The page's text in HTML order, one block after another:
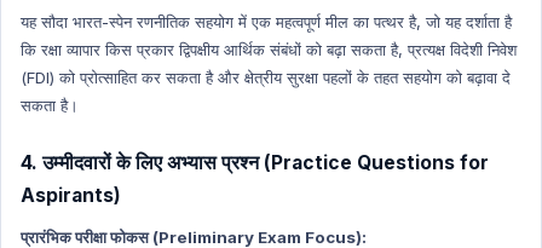
यह सौदा भारत-स्पेन रणनीतिक सहयोग में एक महत्वपूर्ण मील का पत्थर है, जो यह दर्शाता है
कि रक्षा व्यापार किस प्रकार द्विपक्षीय आर्थिक संबंधों को बढ़ा सकता है, प्रत्यक्ष विदेशी निवेश
(FDI) को प्रोत्साहित कर सकता है और क्षेत्रीय सुरक्षा पहलों के तहत सहयोग को बढ़ावा दे
सकता है।
4. उम्मीदवारों के लिए अभ्यास प्रश्न (Practice Questions for
Aspirants)
प्रारंभिक परीक्षा फोकस (Preliminary Exam Focus):